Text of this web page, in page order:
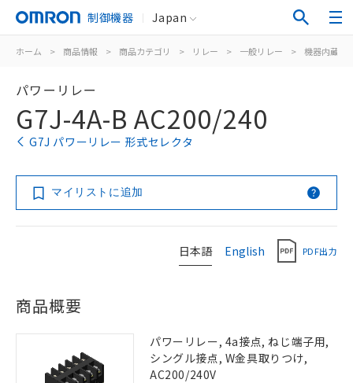
制御機器 Japan
ホーム > 商品情報 > 商品カテゴリ > リレー > 一般リレー > 機器内蔵用
パワーリレー
G7J-4A-B AC200/240
G7J パワーリレー 形式セレクタ
マイリストに追加
日本語 English PDF出力
商品概要
パワーリレー, 4a接点, ねじ端子用,
シングル接点, W金具取りつけ,
AC200/240V